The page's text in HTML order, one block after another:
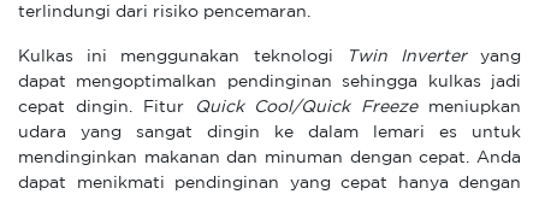
terlindungi dari risiko pencemaran.
Kulkas ini menggunakan teknologi Twin Inverteryang
dapat mengoptimalkan pendinginan sehingga kulkas jadi
cepat dingin. Fitur
Quick Cool/Quick Freezemeniupkan
udara yang sangat dingin ke dalam lemari es untuk
mendinginkan makanan dan minuman dengan cepat. Anda
dapat menikmati pendinginan yang cepat hanya dengan